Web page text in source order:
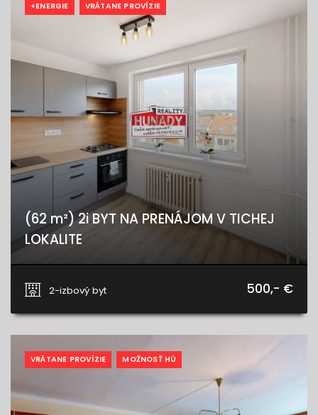
+ENERGIE VRÁTANE PROVÍZIE
(62 m²) 2i BYT NA PRENÁJOM V TICHEJ
LOKALITE
2-izbový byt
500,- €
VRÁTANE PROVÍZIE MOŽNOSŤ HÚ